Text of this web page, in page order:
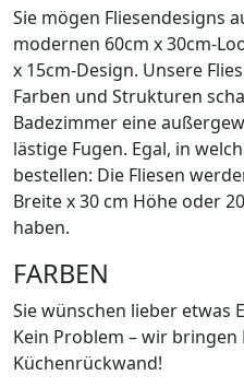
Sie mögen Fliesendesigns
modernen 60cm x 30cm-
x 15cm-Design. Unsere
Farben und Strukturen
Badezimmer eine
lästige Fugen. Egal, in
bestellen: Die Fliesen
Breite x 30 cm Höhe oder
haben.
FARBEN
Sie wünschen lieber etwas
Kein Problem – wir
Küchenrückwand!